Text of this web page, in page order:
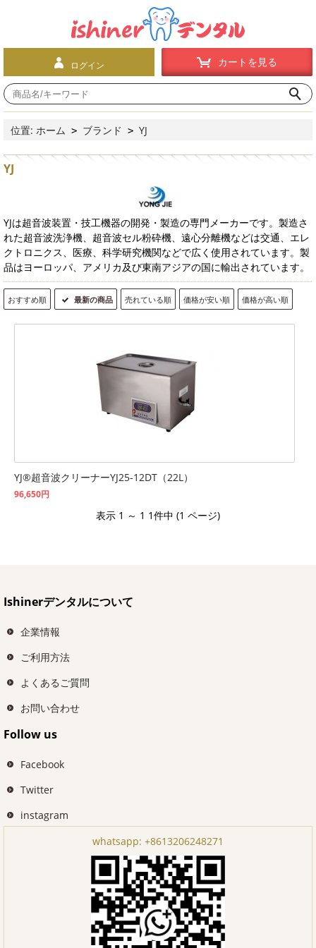
ログイン カートを見る
位置: ホーム > ブランド > YJ
YJ
YJは超音波装置・技工機器の開発・製造の専門メーカーです。製造さ
れた超音波洗浄機、超音波セル粉砕機、遠心分離機などは交通、エレ
クトロニクス、医療、科学研究機関などで広く使用されています。製
品はヨーロッパ、アメリカ及び東南アジアの国に輸出されています。
おすすめ順 最新の商品 売れている順 価格が安い順 価格が高い順
YJ®超音波クリーナーYJ25-12DT（22L）
96,650円
表示 1 ～ 1 1件中 (1 ページ)
Ishinerデンタルについて
企業情報
ご利用方法
よくあるご質問
お問い合わせ
Follow us
Facebook
Twitter
instagram
whatsapp: +8613206248271